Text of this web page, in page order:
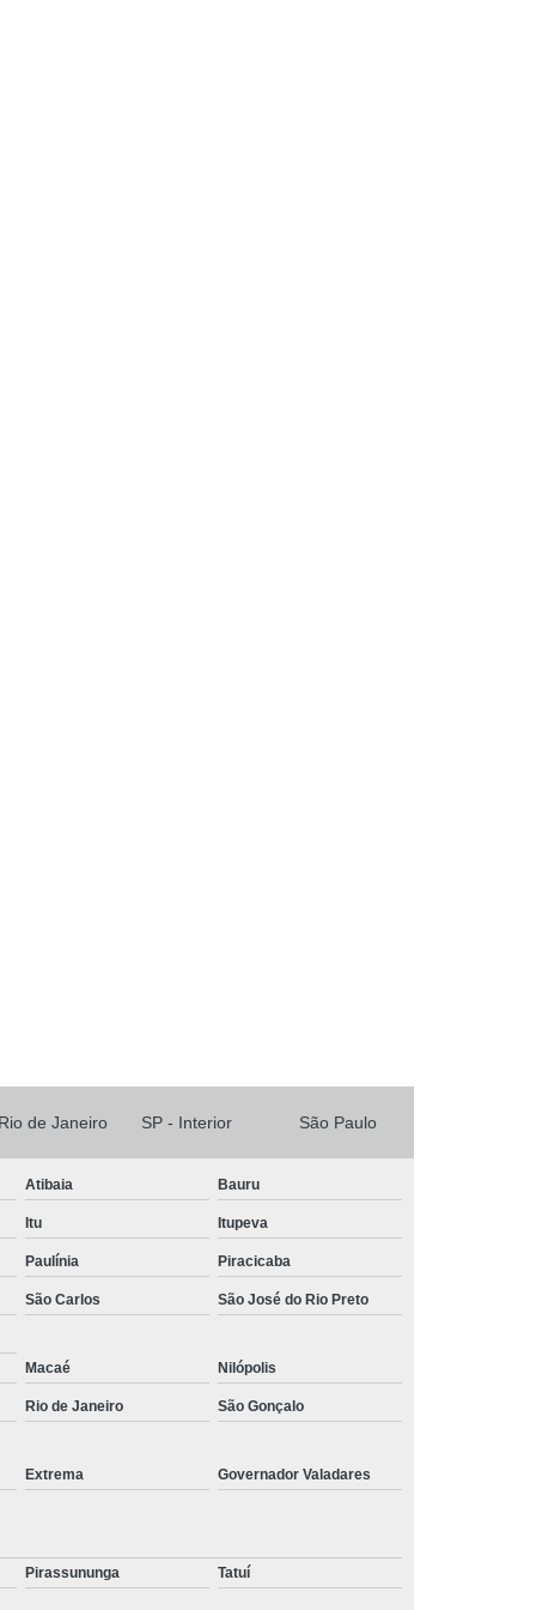
Vibração
de Alumínio por Vibração
Vibração
Vibração
Vibração
de Peças por Vibração
de Tamboreamento
de Tamboreamento
Máquina de Tamboreamento
em Tamboreadores
de Tamboreamento
de Tamboreamento
Máquina de Tamboreamento
Máquinas de Tamboreamento
de Janeiro SP - Interior São Paulo
Atibaia Bauru
Itu Itupeva
Paulínia Piracicaba
São Carlos São José do Rio Preto
Macaé Nilópolis
Rio de Janeiro São Gonçalo
Extrema Governador Valadares
Pirassununga
Tatuí